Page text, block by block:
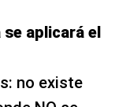
se aplicará el
no existe